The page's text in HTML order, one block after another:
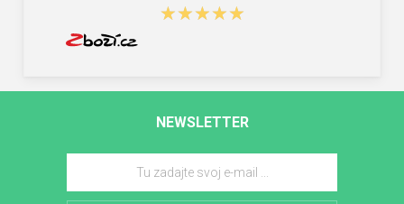
★★★★★
★★★★★
NEWSLETTER